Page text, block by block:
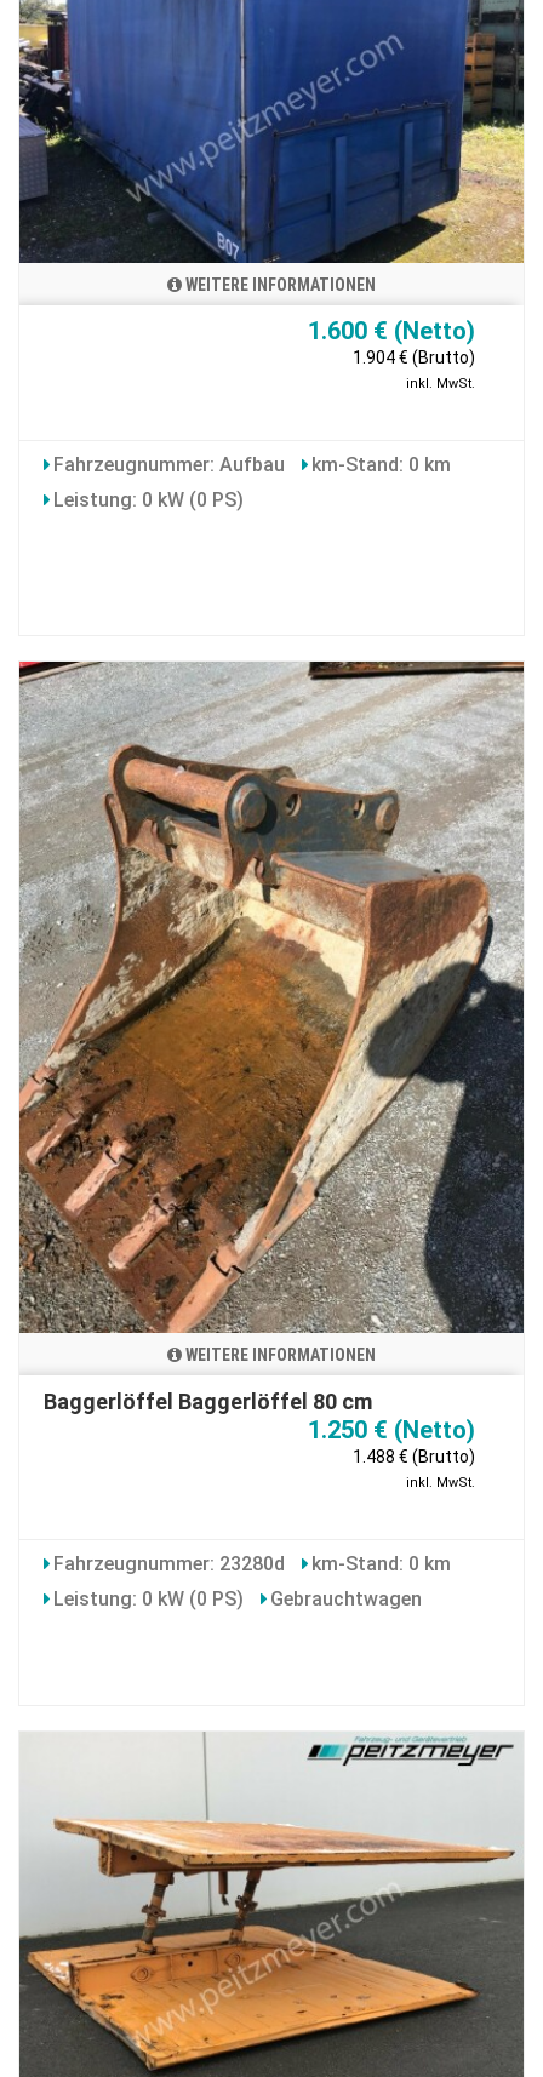
WEITERE INFORMATIONEN
1.600 € (Netto)
1.904 € (Brutto)
inkl. MwSt.
Fahrzeugnummer: Aufbau
km-Stand: 0 km
Leistung: 0 kW (0 PS)
WEITERE INFORMATIONEN
Baggerlöffel Baggerlöffel 80 cm
1.250 € (Netto)
1.488 € (Brutto)
inkl. MwSt.
Fahrzeugnummer: 23280d
km-Stand: 0 km
Leistung: 0 kW (0 PS)
Gebrauchtwagen